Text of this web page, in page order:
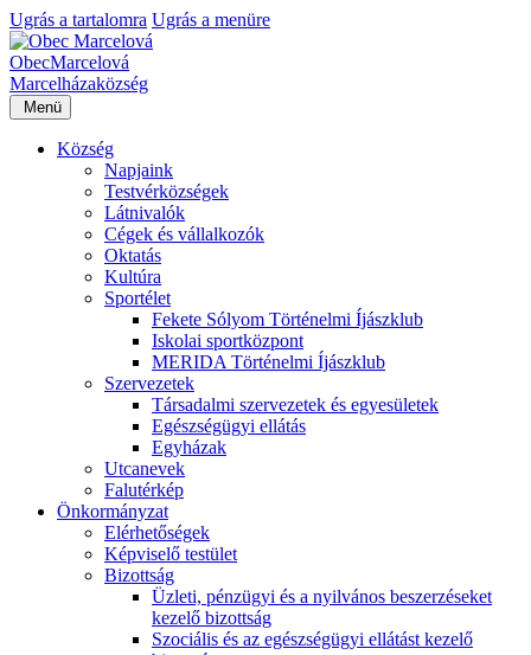
Ugrás a tartalomra Ugrás a menüre
ObecMarcelová
Marcelházaközség
Menü
Község
Napjaink
Testvérközségek
Látnivalók
Cégek és vállalkozók
Oktatás
Kultúra
Sportélet
Fekete Sólyom Történelmi Íjászklub
Iskolai sportközpont
MERIDA Történelmi Íjászklub
Szervezetek
Társadalmi szervezetek és egyesületek
Egészségügyi ellátás
Egyházak
Utcanevek
Falutérkép
Önkormányzat
Elérhetőségek
Képviselő testület
Bizottság
Üzleti, pénzügyi és a nyilvános beszerzéseket
kezelő bizottság
Szociális és az egészségügyi ellátást kezelő